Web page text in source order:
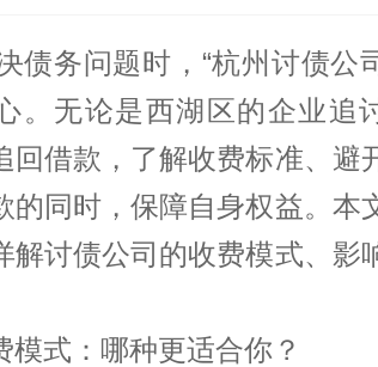
债务问题时，“杭州讨债公
。无论是西湖区的企业追
回借款，了解收费标准、避
的同时，保障自身权益。本
解讨债公司的收费模式、影
式：哪种更适合你？